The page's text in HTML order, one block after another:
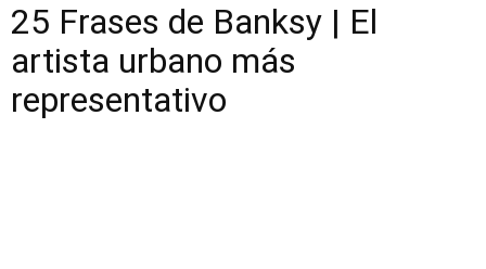
25 Frases de Banksy | El
artista urbano más
representativo